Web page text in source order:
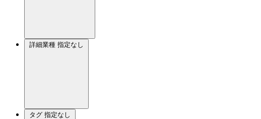
詳細業種 指定なし
タグ 指定なし